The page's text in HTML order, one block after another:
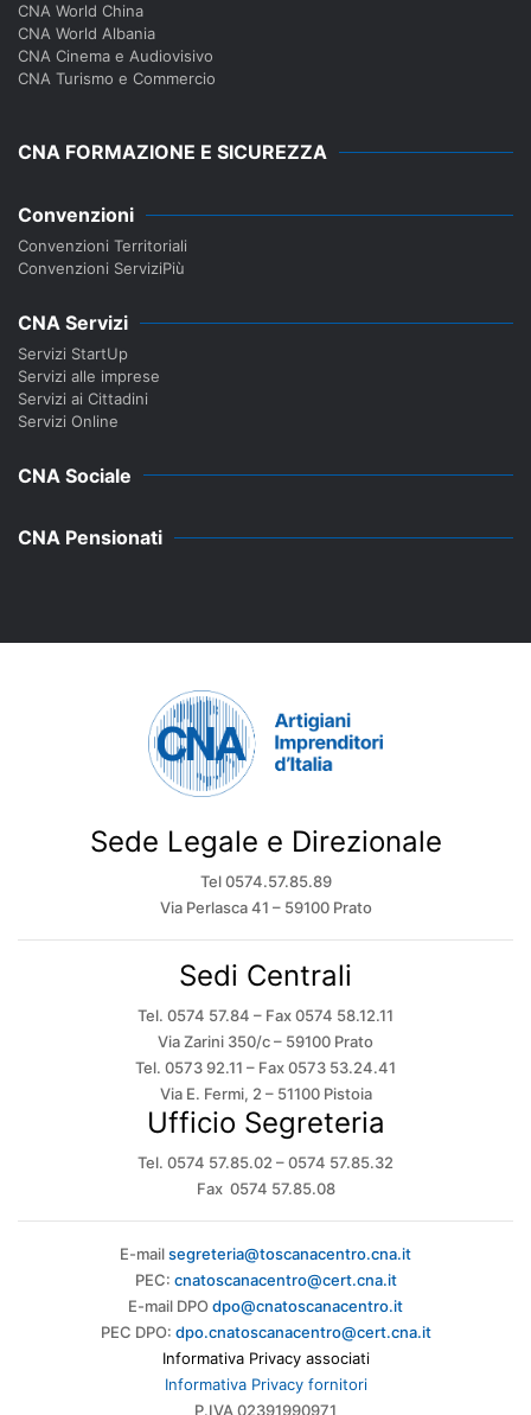
CNA World China
CNA World Albania
CNA Cinema e Audiovisivo
CNA Turismo e Commercio
CNA FORMAZIONE E SICUREZZA
Convenzioni
Convenzioni Territoriali
Convenzioni ServiziPiù
CNA Servizi
Servizi StartUp
Servizi alle imprese
Servizi ai Cittadini
Servizi Online
CNA Sociale
CNA Pensionati
Sede Legale e Direzionale
Tel 0574.57.85.89
Via Perlasca 41 – 59100 Prato
Sedi Centrali
Tel. 0574 57.84 – Fax 0574 58.12.11
Via Zarini 350/c – 59100 Prato
Tel. 0573 92.11 – Fax 0573 53.24.41
Via E. Fermi, 2 – 51100 Pistoia
Ufficio Segreteria
Tel. 0574 57.85.02 – 0574 57.85.32
Fax 0574 57.85.08
E-mailsegreteria@toscanacentro.cna.it
PEC: cnatoscanacentro@cert.cna.it
E-mail DPOdpo@cnatoscanacentro.it
PEC DPO: dpo.cnatoscanacentro@cert.cna.it
Informativa Privacy associati
Informativa Privacy fornitori
P.IVA 02391990971